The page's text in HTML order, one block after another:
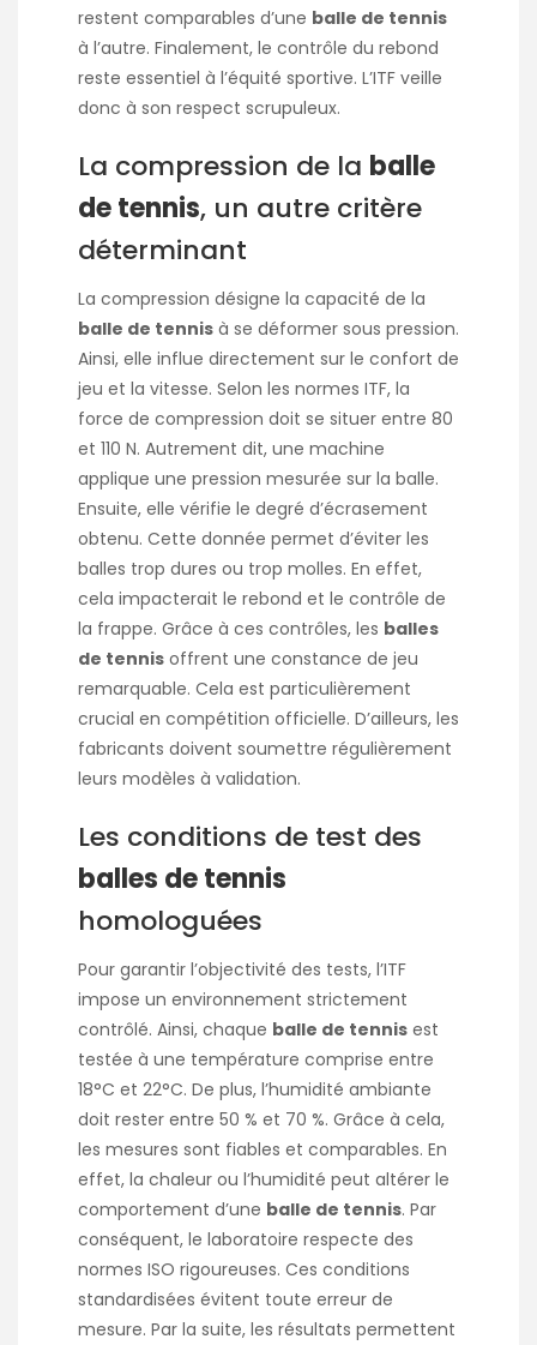
restent comparables d’une balle de tennis
à l’autre. Finalement, le contrôle du rebond
reste essentiel à l’équité sportive. L’ITF veille
donc à son respect scrupuleux.
La compression de la balle
de tennis, un autre critère
déterminant
La compression désigne la capacité de la
balle de tennis à se déformer sous pression.
Ainsi, elle influe directement sur le confort de
jeu et la vitesse. Selon les normes ITF, la
force de compression doit se situer entre 80
et 110 N. Autrement dit, une machine
applique une pression mesurée sur la balle.
Ensuite, elle vérifie le degré d’écrasement
obtenu. Cette donnée permet d’éviter les
balles trop dures ou trop molles. En effet,
cela impacterait le rebond et le contrôle de
la frappe. Grâce à ces contrôles, les balles
de tennis offrent une constance de jeu
remarquable. Cela est particulièrement
crucial en compétition officielle. D’ailleurs, les
fabricants doivent soumettre régulièrement
leurs modèles à validation.
Les conditions de test des
balles de tennis
homologuées
Pour garantir l’objectivité des tests, l’ITF
impose un environnement strictement
contrôlé. Ainsi, chaque balle de tennis est
testée à une température comprise entre
18°C et 22°C. De plus, l’humidité ambiante
doit rester entre 50 % et 70 %. Grâce à cela,
les mesures sont fiables et comparables. En
effet, la chaleur ou l’humidité peut altérer le
comportement d’une balle de tennis. Par
conséquent, le laboratoire respecte des
normes ISO rigoureuses. Ces conditions
standardisées évitent toute erreur de
mesure. Par la suite, les résultats permettent